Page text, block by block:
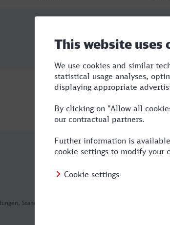
Stand: 2026-08-08 02:16
Bahnhof, Hattingen
6:11
Bahnhof, Hattingen
23.08.26
6:15